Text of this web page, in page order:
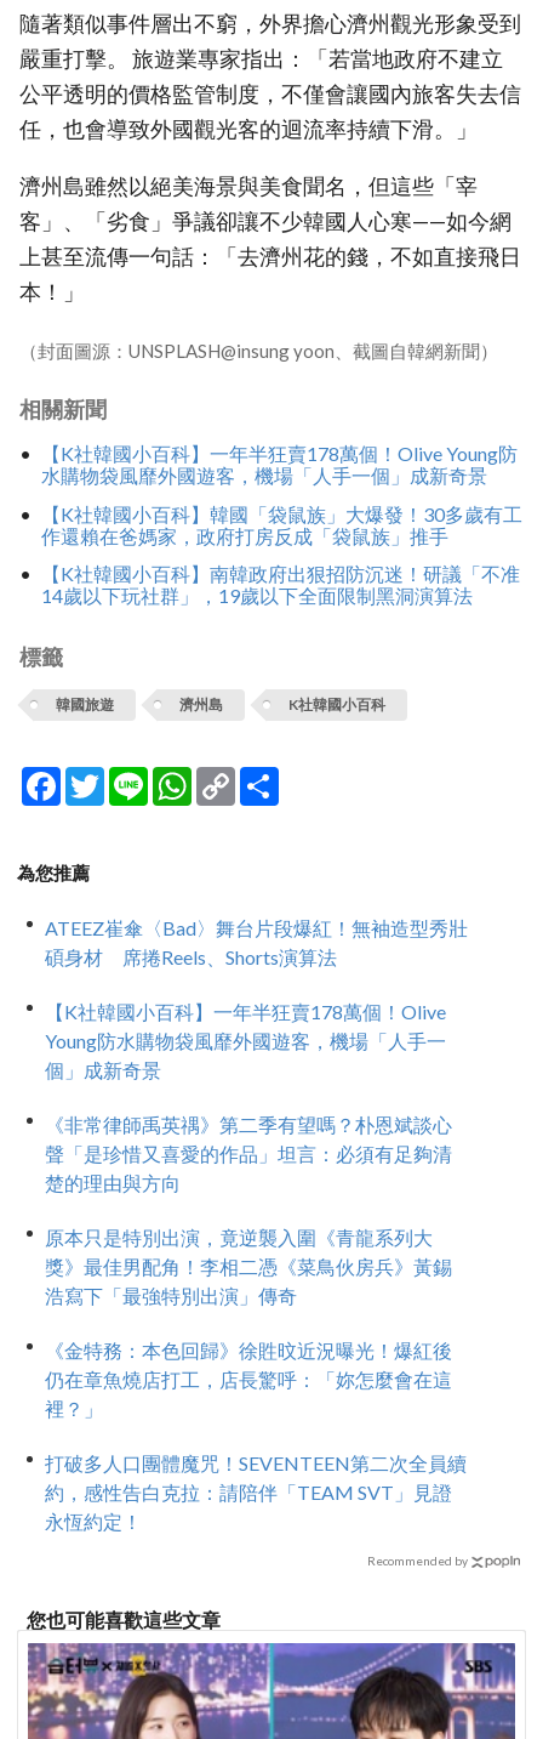
隨著類似事件層出不窮，外界擔心濟州觀光形象受到
嚴重打擊。 旅遊業專家指出：「若當地政府不建立
公平透明的價格監管制度，不僅會讓國內旅客失去信
任，也會導致外國觀光客的迴流率持續下滑。」
濟州島雖然以絕美海景與美食聞名，但這些「宰
客」、「劣食」爭議卻讓不少韓國人心寒——如今網
上甚至流傳一句話：「去濟州花的錢，不如直接飛日
本！」
（封面圖源：UNSPLASH@insung yoon、截圖自韓網新聞）
相關新聞
【K社韓國小百科】一年半狂賣178萬個！Olive Young防
水購物袋風靡外國遊客，機場「人手一個」成新奇景
【K社韓國小百科】韓國「袋鼠族」大爆發！30多歲有工
作還賴在爸媽家，政府打房反成「袋鼠族」推手
【K社韓國小百科】南韓政府出狠招防沉迷！研議「不准
14歲以下玩社群」，19歲以下全面限制黑洞演算法
標籤
韓國旅遊 濟州島 K社韓國小百科
Facebook
TwitterLine WhatsApp
Copy
Link
為您推薦
ATEEZ崔傘〈Bad〉舞台片段爆紅！無袖造型秀壯
碩身材 席捲Reels、Shorts演算法
【K社韓國小百科】一年半狂賣178萬個！Olive
Young防水購物袋風靡外國遊客，機場「人手一
個」成新奇景
《非常律師禹英禑》第二季有望嗎？朴恩斌談心
聲「是珍惜又喜愛的作品」坦言：必須有足夠清
楚的理由與方向
原本只是特別出演，竟逆襲入圍《青龍系列大
獎》最佳男配角！李相二憑《菜鳥伙房兵》黃錫
浩寫下「最強特別出演」傳奇
《金特務：本色回歸》徐貹旼近況曝光！爆紅後
仍在章魚燒店打工，店長驚呼：「妳怎麼會在這
裡？」
打破多人口團體魔咒！SEVENTEEN第二次全員續
約，感性告白克拉：請陪伴「TEAM SVT」見證
永恆約定！
Recommended by
您也可能喜歡這些文章